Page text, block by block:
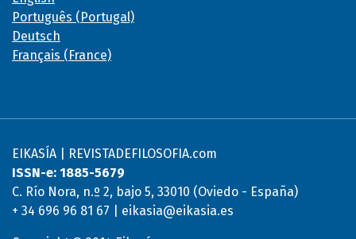
Português (Portugal)
Deutsch
Français (France)
EIKASÍA | REVISTADEFILOSOFIA.com
ISSN-e: 1885-5679
C. Río Nora, n.º 2, bajo 5, 33010 (Oviedo - España)
+ 34 696 96 81 67 | eikasia@eikasia.es